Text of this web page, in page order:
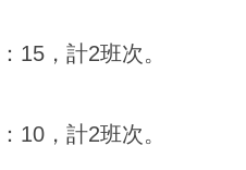
： 15 ， 計2班次。
： 10 ， 計2班次。